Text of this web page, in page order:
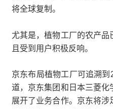
将全球复制。
尤其是，植物工厂的农产
且受到用户积极反响。
京东布局植物工厂可追溯
道，京东集团和日本三菱
展开了业务合作。京东将